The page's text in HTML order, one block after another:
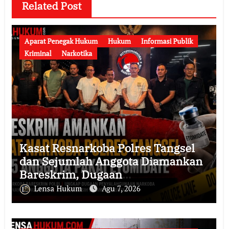
Related Post
Aparat Penegak Hukum Hukum
Informasi Publik
Kriminal
Narkotika
Kasat Resnarkoba Polres Tangsel
dan Sejumlah Anggota Diamankan
Bareskrim, Dugaan
Penyalahgunaan Narkoba serta
Penyalahgunaan Wewenang
Lensa Hukum Agu 7, 2026